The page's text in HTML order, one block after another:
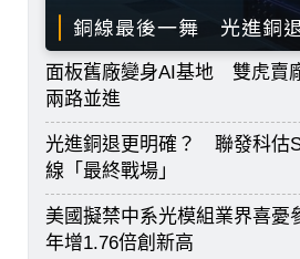
銅線最後一舞 光進銅
面板舊廠變身AI基地 雙虎賣
兩路並進
光進銅退更明確？ 聯發科估
線「最終戰場」
美國擬禁中系光模組業界喜
年增1.76倍創新高